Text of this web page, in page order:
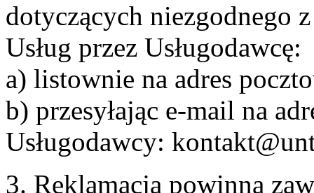
dotyczących niezgodnego
Usług przez Usługodawcę:
a) listownie na adres
b) przesyłając e-mail na
Usługodawcy:
3. Reklamacja powinna